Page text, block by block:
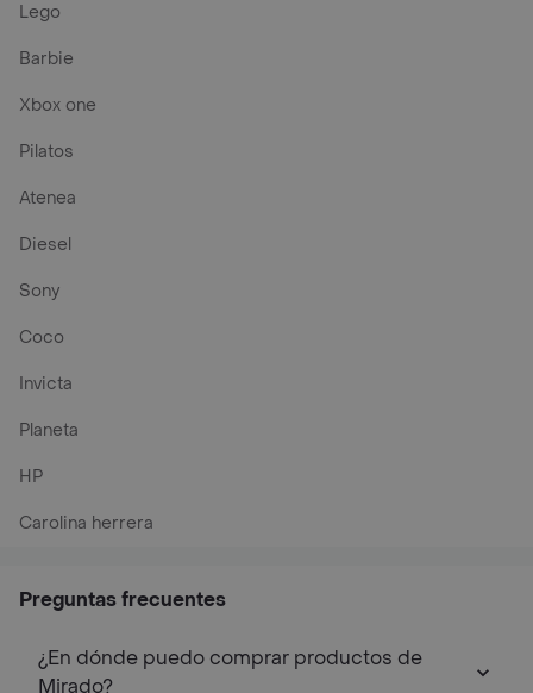
Lego
Barbie
Xbox one
Pilatos
Atenea
Diesel
Sony
Coco
Invicta
Planeta
HP
Carolina herrera
Preguntas frecuentes
¿En dónde puedo comprar productos de
Mirado?